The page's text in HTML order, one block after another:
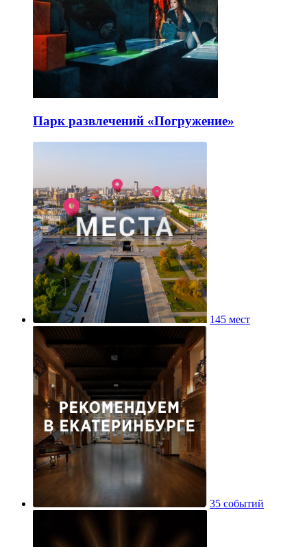
Парк развлечений «Погружение»
145 мест
35 событий